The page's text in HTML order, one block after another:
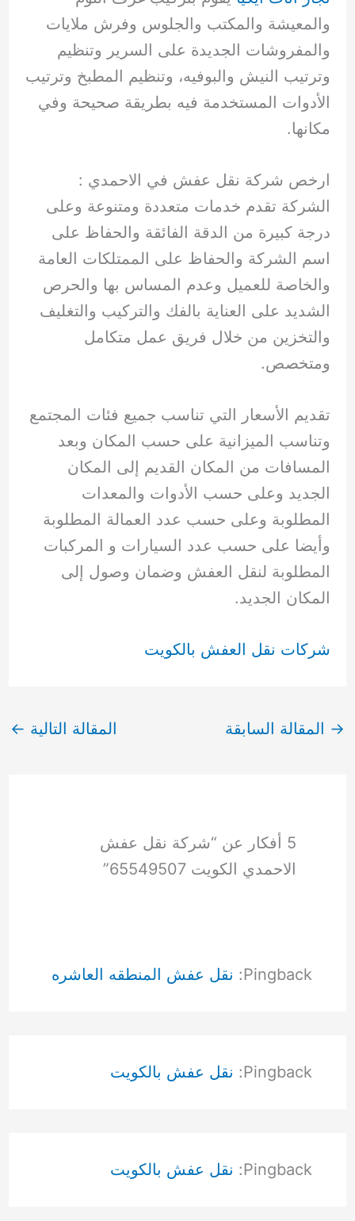
والمعيشة والمكتب والجلوس وفرش ملايات
والمفروشات الجديدة على السرير وتنظيم
وترتيب النيش والبوفيه، وتنظيم المطبخ وترتيب
الأدوات المستخدمة فيه بطريقة صحيحة وفي
مكانها.
ارخص شركة نقل عفش في الاحمدي :
الشركة تقدم خدمات متعددة ومتنوعة وعلى
درجة كبيرة من الدقة الفائقة والحفاظ على
اسم الشركة والحفاظ على الممتلكات العامة
والخاصة للعميل وعدم المساس بها والحرص
الشديد على العناية بالفك والتركيب والتغليف
والتخزين من خلال فريق عمل متكامل
ومتخصص.
تقديم الأسعار التي تناسب جميع فئات المجتمع
وتناسب الميزانية على حسب المكان وبعد
المسافات من المكان القديم إلى المكان
الجديد وعلى حسب الأدوات والمعدات
المطلوبة وعلى حسب عدد العمالة المطلوبة
وأيضا على حسب عدد السيارات و المركبات
المطلوبة لنقل العفش وضمان وصول إلى
المكان الجديد.
شركات نقل العفش بالكويت
→ المقالة السابقة المقالة التالية ←
5 أفكار عن “شركة نقل عفش
الاحمدي الكويت 65549507”
Pingback: نقل عفش المنطقه العاشره
Pingback: نقل عفش بالكويت
Pingback: نقل عفش بالكويت